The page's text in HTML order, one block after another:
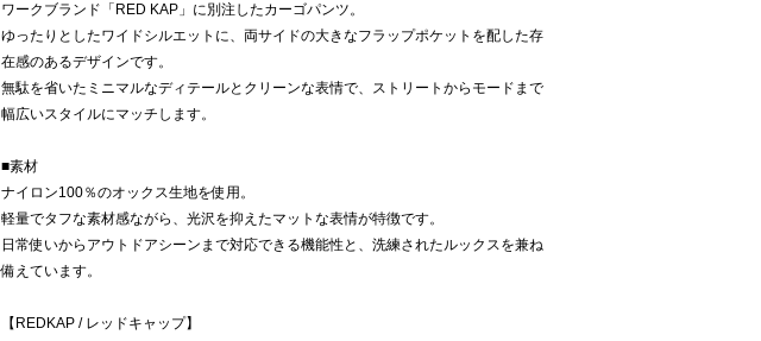
ワークブランド「RED KAP」に別注したカーゴパンツ。
ゆったりとしたワイドシルエットに、両サイドの大きなフラップポケットを配した存
在感のあるデザインです。
無駄を省いたミニマルなディテールとクリーンな表情で、ストリートからモードまで
幅広いスタイルにマッチします。
■素材
ナイロン100％のオックス生地を使用。
軽量でタフな素材感ながら、光沢を抑えたマットな表情が特徴です。
日常使いからアウトドアシーンまで対応できる機能性と、洗練されたルックスを兼ね
備えています。
【REDKAP / レッドキャップ】